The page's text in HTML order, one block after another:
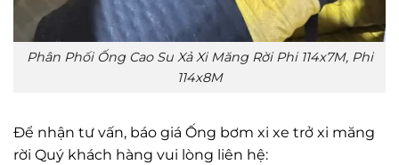
Phân Phối Ống Cao Su Xả Xi Măng Rời Phi 114x7M, Phi
114x8M
Để nhận tư vấn, báo giá Ống bơm xi xe trở xi măng
rời Quý khách hàng vui lòng liên hệ: